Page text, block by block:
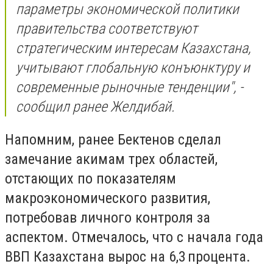
параметры экономической политики
правительства соответствуют
стратегическим интересам Казахстана,
учитывают глобальную конъюнктуру и
современные рыночные тенденции", -
сообщил ранее Желдибай.
Напомним, ранее Бектенов сделал
замечание акимам трех областей,
отстающих по показателям
макроэкономического развития,
потребовав личного контроля за
аспектом. Отмечалось, что с начала года
ВВП Казахстана вырос на 6,3 процента.